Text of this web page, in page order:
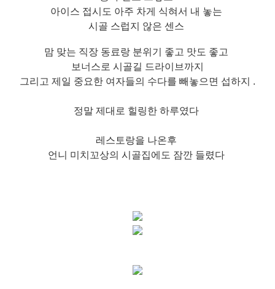
아이스 접시도 아주 차게 식혀서 내 놓는
시골 스럽지 않은 센스
맘 맞는 직장 동료랑 분위기 좋고 맛도 좋고
보너스로 시골길 드라이브까지
그리고 제일 중요한 여자들의 수다를 빼놓으면 섭하지 .
정말 제대로 힐링한 하루였다
레스토랑을 나온후
언니 미치꼬상의 시골집에도 잠깐 들렸다